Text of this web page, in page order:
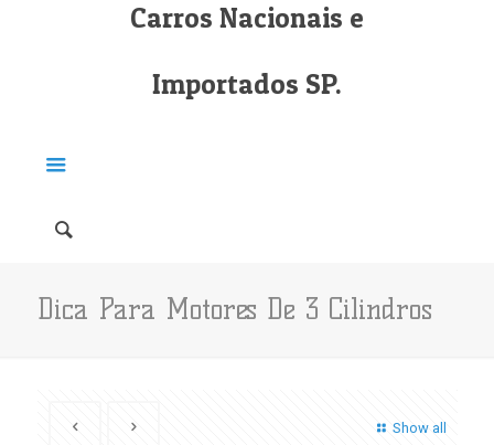
Carros Nacionais e
Importados SP.
Dica Para Motores De 3 Cilindros
Show all